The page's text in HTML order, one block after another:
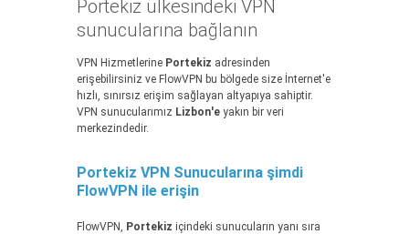
Portekiz ülkesindeki VPN
sunucularına bağlanın
VPN Hizmetlerine Portekiz adresinden
erişebilirsiniz ve FlowVPN bu bölgede size İnternet'e
hızlı, sınırsız erişim sağlayan altyapıya sahiptir.
VPN sunucularımız Lizbon'e yakın bir veri
merkezindedir.
Portekiz VPN Sunucularına şimdi
FlowVPN ile erişin
FlowVPN, Portekiz içindeki sunucuların yanı sıra